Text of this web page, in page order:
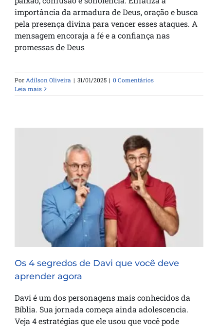
importância da armadura de Deus, oração e busca
pela presença divina para vencer esses ataques. A
mensagem encoraja a fé e a confiança nas
promessas de Deus
Por Adilson Oliveira | 31/01/2025 | 0 Comentários
Leia mais
Os 4 segredos de Davi que você deve
aprender agora
Os 4 segredos de Davi que você deve
aprender agora
Davi é um dos personagens mais conhecidos da
Bíblia. Sua jornada começa ainda adolescencia.
Veja 4 estratégias que ele usou que você pode